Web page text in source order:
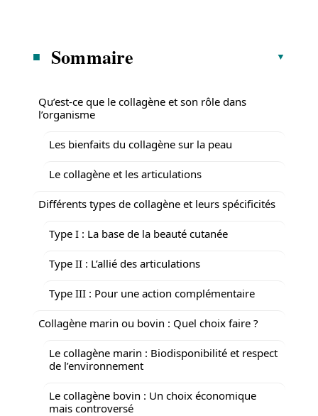
Sommaire
Qu’est-ce que le collagène et son rôle dans
l’organisme
Les bienfaits du collagène sur la peau
Le collagène et les articulations
Différents types de collagène et leurs spécificités
Type I : La base de la beauté cutanée
Type II : L’allié des articulations
Type III : Pour une action complémentaire
Collagène marin ou bovin : Quel choix faire ?
Le collagène marin : Biodisponibilité et respect
de l’environnement
Le collagène bovin : Un choix économique
mais controversé